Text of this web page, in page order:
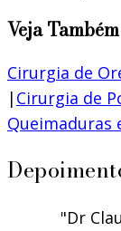
Veja Também
Cirurgia de
| Cirurgia de
Queimaduras
Dr